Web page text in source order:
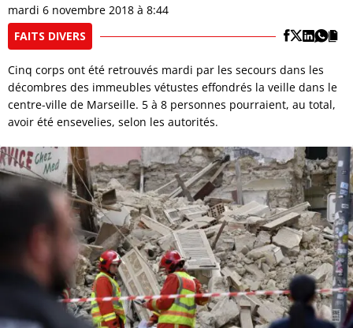
mardi 6 novembre 2018 à 8:44
FAITS DIVERS
Cinq corps ont été retrouvés mardi par les secours dans les
décombres des immeubles vétustes effondrés la veille dans le
centre-ville de Marseille. 5 à 8 personnes pourraient, au total,
avoir été ensevelies, selon les autorités.